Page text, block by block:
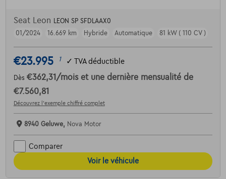
Seat Leon LEON SP SFDLAAX0
01/2024
16.669 km Hybride Automatique 81 kW ( 110 CV )
€23.995 1 ✓ TVA déductible
Dès €362,31 /mois et une dernière mensualité de
€7.560,81
Découvrez l’exemple chiffré complet
8940 Geluwe, Nova Motor
Comparer
Voir le véhicule